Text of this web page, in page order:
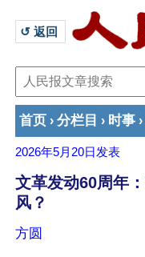
↺ 返回
首页 › 分栏目 › 时事 ›
2026年5月20日 发表
文革发动60周年
风？
方圆